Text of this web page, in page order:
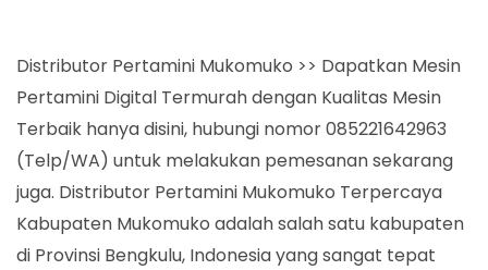
Mukomuko
Distributor Pertamini Mukomuko >> Dapatkan Mesin
Pertamini Digital Termurah dengan Kualitas Mesin
Terbaik hanya disini, hubungi nomor 085221642963
(Telp/WA) untuk melakukan pemesanan sekarang
juga. Distributor Pertamini Mukomuko Terpercaya
Kabupaten Mukomuko adalah salah satu kabupaten
di Provinsi Bengkulu, Indonesia yang sangat tepat